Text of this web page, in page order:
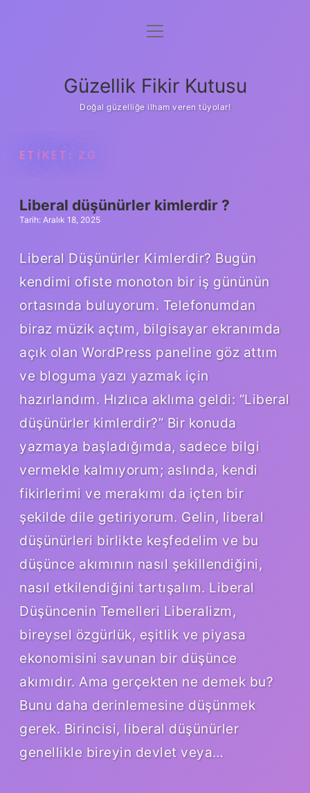
Anasayfa
Yasal Uyarı
menüyü
Güzellik Fikir Kutusu
Doğal güzelliğe ilham veren tüyolar!
ETIKET: ZG
Liberal düşünürler kimlerdir ?
Tarih: Aralık 18, 2025
Liberal Düşünürler Kimlerdir? Bugün
kendimi ofiste monoton bir iş gününün
ortasında buluyorum. Telefonumdan
biraz müzik açtım, bilgisayar ekranımda
açık olan WordPress paneline göz attım
ve bloguma yazı yazmak için
hazırlandım. Hızlıca aklıma geldi: “Liberal
düşünürler kimlerdir?” Bir konuda
yazmaya başladığımda, sadece bilgi
vermekle kalmıyorum; aslında, kendi
fikirlerimi ve merakımı da içten bir
şekilde dile getiriyorum. Gelin, liberal
düşünürleri birlikte keşfedelim ve bu
düşünce akımının nasıl şekillendiğini,
nasıl etkilendiğini tartışalım. Liberal
Düşüncenin Temelleri Liberalizm,
bireysel özgürlük, eşitlik ve piyasa
ekonomisini savunan bir düşünce
akımıdır. Ama gerçekten ne demek bu?
Bunu daha derinlemesine düşünmek
gerek. Birincisi, liberal düşünürler
genellikle bireyin devlet veya…